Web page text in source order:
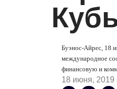
Буэнос-Айрес, 18
международное
финансовую и
18 июня, 2019